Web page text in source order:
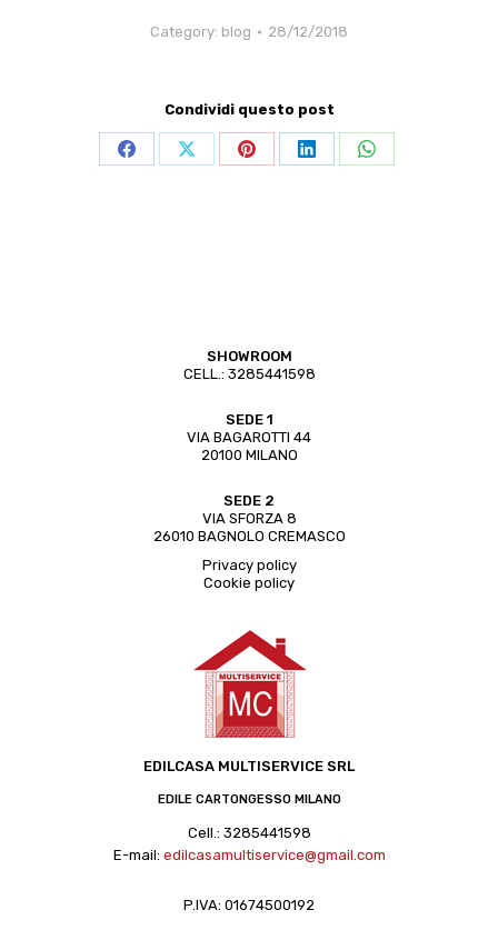
Category: blog 28/12/2018
Condividi questo post
Share Share Share Share Share
SHOWROOM
CELL.: 3285441598
SEDE 1
VIA BAGAROTTI 44
20100 MILANO
SEDE 2
VIA SFORZA 8
26010 BAGNOLO CREMASCO
Privacy policy
Cookie policy
EDILCASA MULTISERVICE SRL
EDILE CARTONGESSO MILANO
Cell.: 3285441598
E-mail: edilcasamultiservice@gmail.com
P.IVA: 01674500192